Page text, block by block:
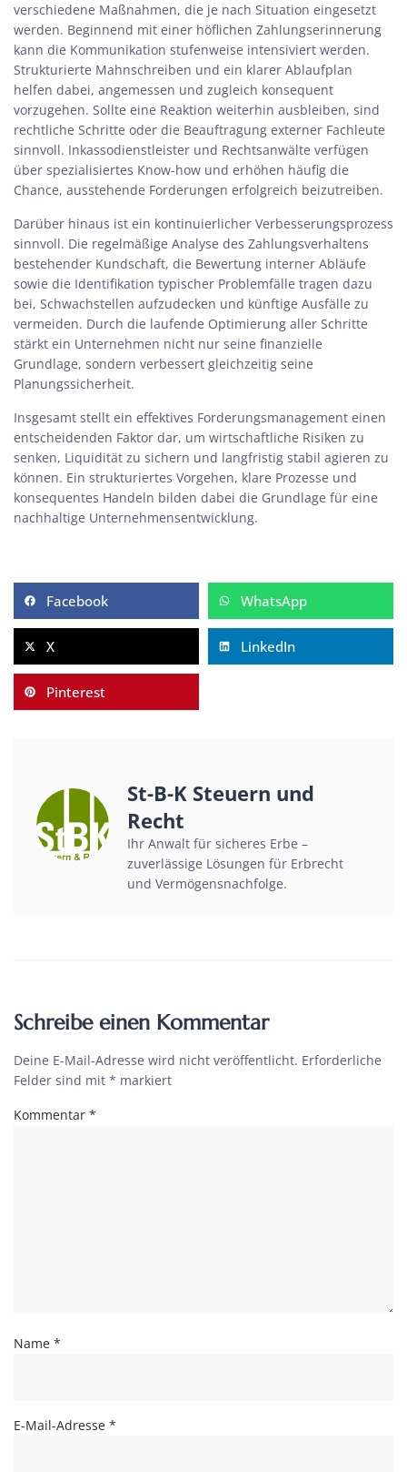
verschiedene Maßnahmen, die je nach Situation eingesetzt
werden. Beginnend mit einer höflichen Zahlungserinnerung
kann die Kommunikation stufenweise intensiviert werden.
Strukturierte Mahnschreiben und ein klarer Ablaufplan
helfen dabei, angemessen und zugleich konsequent
vorzugehen. Sollte eine Reaktion weiterhin ausbleiben, sind
rechtliche Schritte oder die Beauftragung externer Fachleute
sinnvoll. Inkassodienstleister und Rechtsanwälte verfügen
über spezialisiertes Know-how und erhöhen häufig die
Chance, ausstehende Forderungen erfolgreich beizutreiben.
Darüber hinaus ist ein kontinuierlicher Verbesserungsprozess
sinnvoll. Die regelmäßige Analyse des Zahlungsverhaltens
bestehender Kundschaft, die Bewertung interner Abläufe
sowie die Identifikation typischer Problemfälle tragen dazu
bei, Schwachstellen aufzudecken und künftige Ausfälle zu
vermeiden. Durch die laufende Optimierung aller Schritte
stärkt ein Unternehmen nicht nur seine finanzielle
Grundlage, sondern verbessert gleichzeitig seine
Planungssicherheit.
Insgesamt stellt ein effektives Forderungsmanagement einen
entscheidenden Faktor dar, um wirtschaftliche Risiken zu
senken, Liquidität zu sichern und langfristig stabil agieren zu
können. Ein strukturiertes Vorgehen, klare Prozesse und
konsequentes Handeln bilden dabei die Grundlage für eine
nachhaltige Unternehmensentwicklung.
Facebook WhatsApp
X LinkedIn
Pinterest
St-B-K Steuern und
Recht
Ihr Anwalt für sicheres Erbe –
zuverlässige Lösungen für Erbrecht
und Vermögensnachfolge.
Schreibe einen Kommentar
Deine E-Mail-Adresse wird nicht veröffentlicht. Erforderliche
Felder sind mit * markiert
Kommentar *
Name *
E-Mail-Adresse *